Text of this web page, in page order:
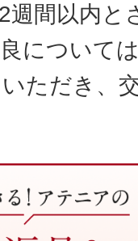
週間以内と
について
ただき、